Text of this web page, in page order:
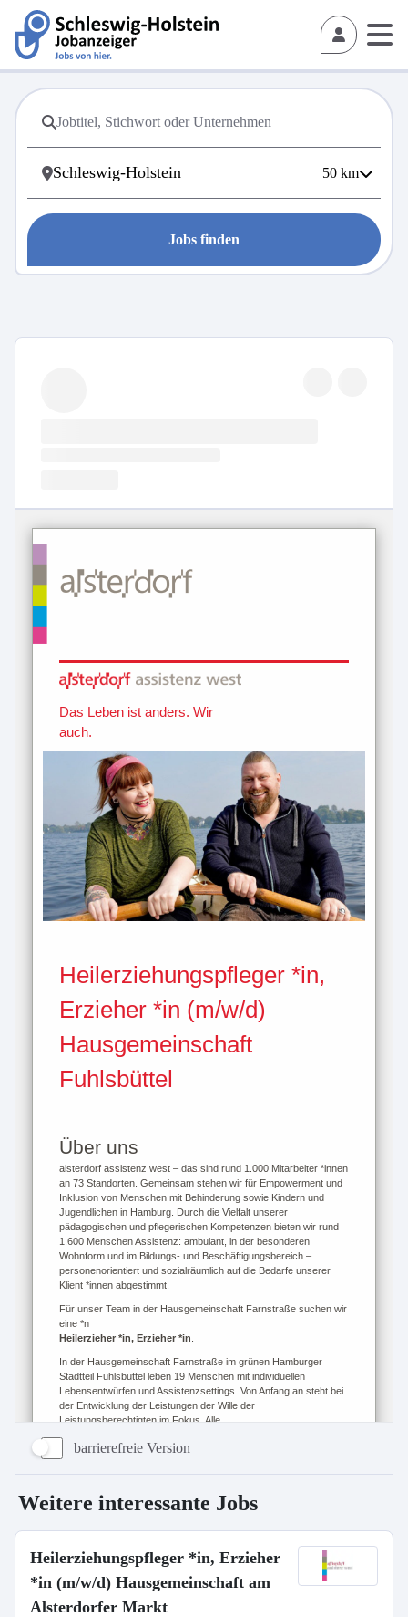
50 km
Jobs finden
barrierefreie Version
Weitere interessante Jobs
Heilerziehungspfleger *in, Erzieher
*in (m/w/d) Hausgemeinschaft am
Alsterdorfer Markt